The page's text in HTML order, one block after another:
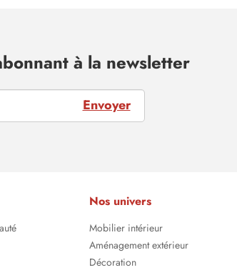
à la newsletter
Envoyer
Nos univers
Mobilier intérieur
Aménagement extérieur
Décoration